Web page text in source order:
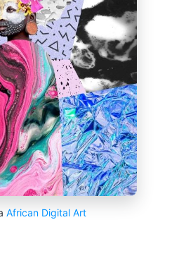
African Digital Art